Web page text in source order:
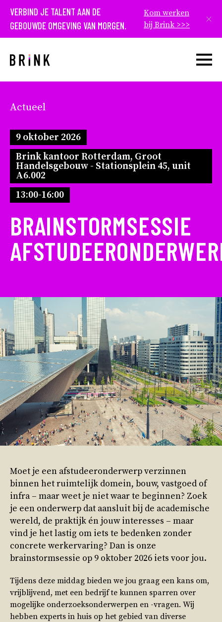
VERBIND JE TALENT AAN DE
GEBOUWDE OMGEVING VAN MORGEN.
Kom werken
bij Brink >>>
Open
Actueel
9 oktober 2026
Brink kantoor Rotterdam, Groot
Handelsgebouw - Stationsplein 45, unit
A6.002
13:00-16:00
BRAINSTORMSESSIE
Moet je een afstudeeronderwerp verzinnen
binnen het ruimtelijk domein, bouw, vastgoed of
infra – maar weet je niet waar te beginnen? Zoek
je een onderwerp dat aansluit bij de academische
wereld, de praktijk én jouw interesses – maar
vind je het lastig om iets te bedenken zonder
concrete werkervaring? Dan is onze
brainstormsessie op 9 oktober 2026 iets voor jou.
Tijdens deze middag bieden we jou graag een kans om,
vrijblijvend, met een bedrijf te kunnen sparren over
mogelijke onderzoeksonderwerpen en -vragen. Wij
hebben experts in huis op het gebied van diverse